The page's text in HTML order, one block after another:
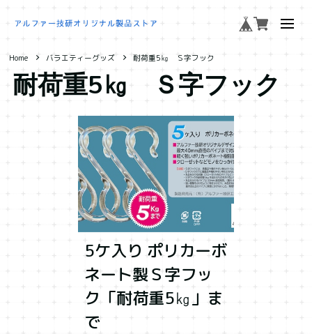
Home バラエティーグッズ 耐荷重5㎏ Ｓ字フック
耐荷重5㎏ Ｓ字フック
5ケ入り ポリカーボ
ネート製Ｓ字フッ
ク「耐荷重5㎏」ま
で